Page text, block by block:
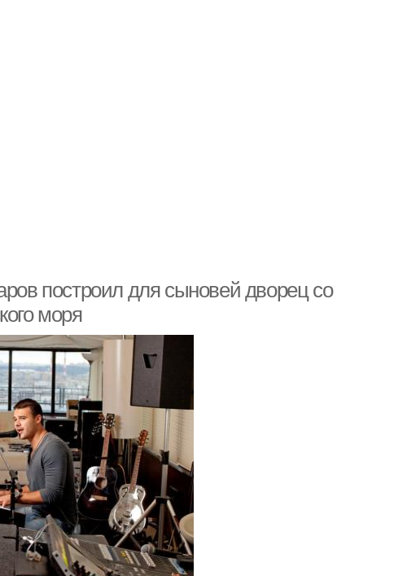
построил для сыновей дворец со
моря